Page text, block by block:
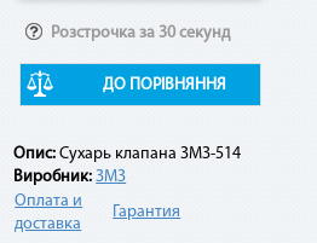
Розстрочка за 30 секунд
ДО ПОРІВНЯННЯ
Опис: Сухарь клапана ЗМЗ-514
Виробник: ЗМЗ
Оплата и
доставка
Гарантия
Например:
платежа подается заявка на
этом сумма платежа составит:
000 грн - 3 * 1 000 грн) + комиссия
7 290 грн.